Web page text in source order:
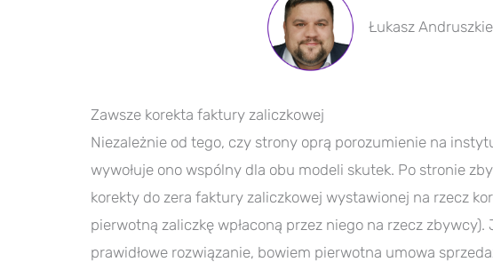
Łukasz
Zawsze korekta faktury zaliczkowej
Niezależnie od tego, czy strony oprą porozumienie na
wywołuje ono wspólny dla obu modeli skutek. Po stronie
korekty do zera faktury zaliczkowej wystawionej na rzecz
pierwotną zaliczkę wpłaconą przez niego na rzecz
prawidłowe rozwiązanie, bowiem pierwotna umowa